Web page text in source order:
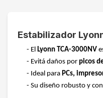
Estabilizador
- El Lyonn TCA-3000NV
- Evitá daños por picos
- Ideal para PCs,
- Su diseño robusto y